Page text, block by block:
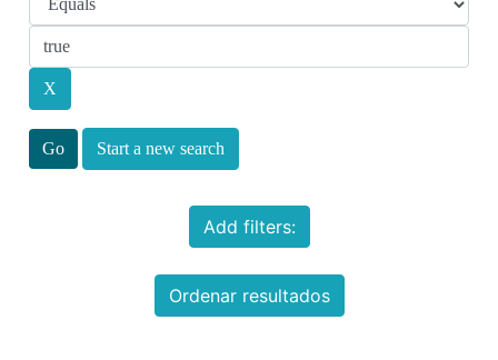
Start a new search
Add filters:
Ordenar resultados